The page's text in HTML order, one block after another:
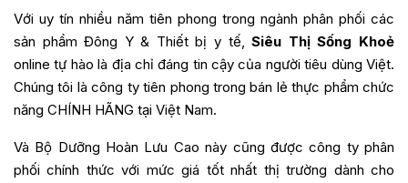
Với uy tín nhiều năm tiên phong trong ngành phân phối các
sản phẩm Đông Y & Thiết bị y tế,Siêu Thị Sống Khoẻ
online tự hào là địa chỉ đáng tin cậy của người tiêu dùng Việt.
Chúng tôi là công ty tiên phong trong bán lẻ thực phẩm chức
năng CHÍNH HÃNG tại Việt Nam.
Và Bộ Dưỡng Hoàn Lưu Cao này cũng được công ty phân
phối chính thức với mức giá tốt nhất thị trường dành cho